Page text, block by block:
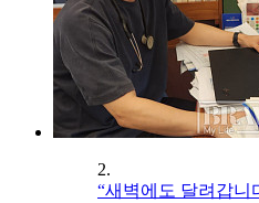
2.
“새벽에도 달려갑니